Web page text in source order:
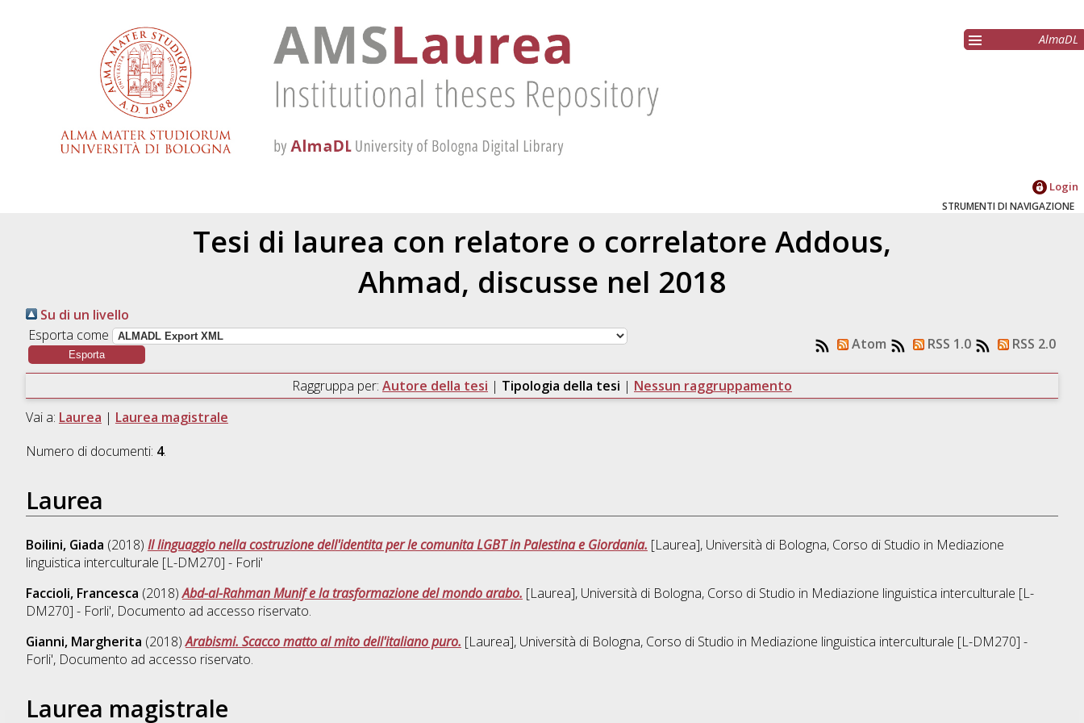
AlmaDL
Login
STRUMENTI DI NAVIGAZIONE
Tesi di laurea con relatore o correlatore Addous,
Ahmad, discusse nel 2018
Su di un livello
Esporta come
Atom RSS 1.0 RSS 2.0
Raggruppa per: Autore della tesi | Tipologia della tesi | Nessun raggruppamento
Vai a: Laurea | Laurea magistrale
Numero di documenti: 4.
Laurea
Boilini, Giada (2018) Il linguaggio nella costruzione dell'identita per le comunita LGBT in Palestina e Giordania. [Laurea], Università di Bologna, Corso di Studio in Mediazione
linguistica interculturale [L-DM270] - Forli'
Faccioli, Francesca (2018)Abd-al-Rahman Munif e la trasformazione del mondo arabo. [Laurea], Università di Bologna, Corso di Studio in Mediazione linguistica interculturale [L-
DM270] - Forli', Documento ad accesso riservato.
Gianni, Margherita (2018)Arabismi. Scacco matto al mito dell'italiano puro. [Laurea], Università di Bologna, Corso di Studio in Mediazione linguistica interculturale [L-DM270] -
Forli', Documento ad accesso riservato.
Laurea magistrale